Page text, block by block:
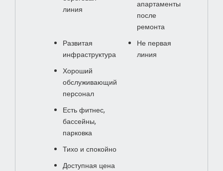
линия
апартаменты
после
ремонта
Развитая
инфраструктура
Не первая
линия
Хороший
обслуживающий
персонал
Есть фитнес,
бассейны,
парковка
Тихо и спокойно
Доступная цена